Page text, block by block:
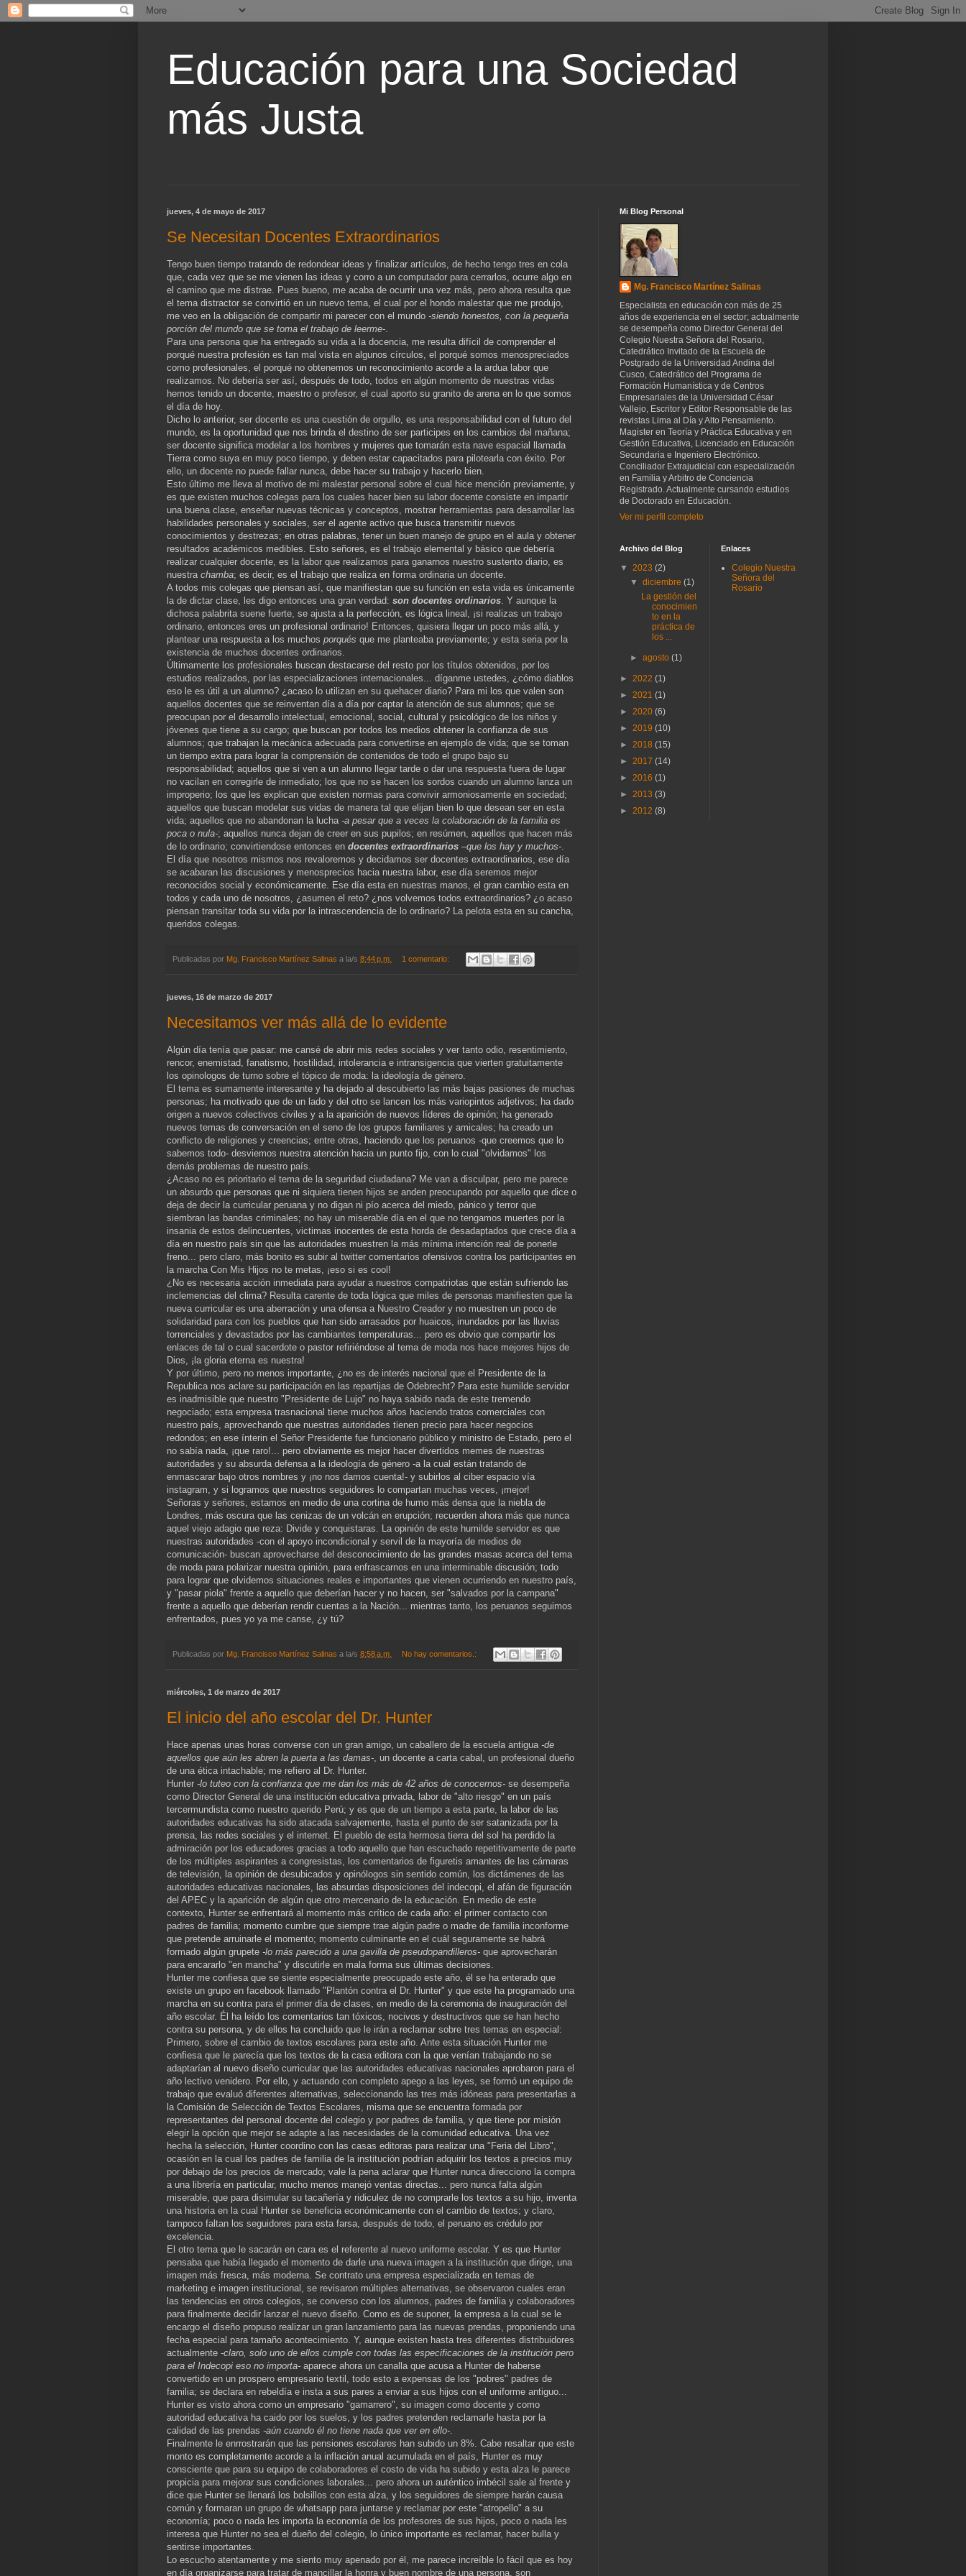
Educación para una Sociedad
más Justa
jueves, 4 de mayo de 2017
Se Necesitan Docentes Extraordinarios
Tengo buen tiempo tratando de redondear ideas y finalizar artículos, de hecho tengo tres en cola
que, cada vez que se me vienen las ideas y corro a un computador para cerrarlos, ocurre algo en
el camino que me distrae. Pues bueno, me acaba de ocurrir una vez más, pero ahora resulta que
el tema distractor se convirtió en un nuevo tema, el cual por el hondo malestar que me produjo,
me veo en la obligación de compartir mi parecer con el mundo -siendo honestos, con la pequeña
porción del mundo que se toma el trabajo de leerme-
Para una persona que ha entregado su vida a la docencia, me resulta difícil de comprender el
porqué nuestra profesión es tan mal vista en algunos círculos, el porqué somos menospreciados
como profesionales, el porqué no obtenemos un reconocimiento acorde a la ardua labor que
realizamos. No debería ser así, después de todo, todos en algún momento de nuestras vidas
hemos tenido un docente, maestro o profesor, el cual aporto su granito de arena en lo que somos
el día de hoy.
Dicho lo anterior, ser docente es una cuestión de orgullo, es una responsabilidad con el futuro del
mundo, es la oportunidad que nos brinda el destino de ser participes en los cambios del mañana;
ser docente significa modelar a los hombres y mujeres que tomarán esta nave espacial llamada
Tierra como suya en muy poco tiempo, y deben estar capacitados para pilotearla con éxito. Por
ello, un docente no puede fallar nunca, debe hacer su trabajo y hacerlo bien.
Esto último me lleva al motivo de mi malestar personal sobre el cual hice mención previamente, y
es que existen muchos colegas para los cuales hacer bien su labor docente consiste en impartir
una buena clase, enseñar nuevas técnicas y conceptos, mostrar herramientas para desarrollar las
habilidades personales y sociales, ser el agente activo que busca transmitir nuevos
conocimientos y destrezas; en otras palabras, tener un buen manejo de grupo en el aula y obtener
resultados académicos medibles. Esto señores, es el trabajo elemental y básico que debería
realizar cualquier docente, es la labor que realizamos para ganarnos nuestro sustento diario, es
nuestra chamba; es decir, es el trabajo que realiza en forma ordinaria un docente.
A todos mis colegas que piensan así, que manifiestan que su función en esta vida es únicamente
la de dictar clase, les digo entonces una gran verdad: son docentes ordinarios . Y aunque la
dichosa palabrita suene fuerte, se ajusta a la perfección, es lógica lineal, ¡si realizas un trabajo
ordinario, entonces eres un profesional ordinario! Entonces, quisiera llegar un poco más allá, y
plantear una respuesta a los muchos porqués que me planteaba previamente; y esta seria por la
existencia de muchos docentes ordinarios.
Últimamente los profesionales buscan destacarse del resto por los títulos obtenidos, por los
estudios realizados, por las especializaciones internacionales... díganme ustedes, ¿cómo diablos
eso le es útil a un alumno? ¿acaso lo utilizan en su quehacer diario? Para mi los que valen son
aquellos docentes que se reinventan día a día por captar la atención de sus alumnos; que se
preocupan por el desarrollo intelectual, emocional, social, cultural y psicológico de los niños y
jóvenes que tiene a su cargo; que buscan por todos los medios obtener la confianza de sus
alumnos; que trabajan la mecánica adecuada para convertirse en ejemplo de vida; que se toman
un tiempo extra para lograr la comprensión de contenidos de todo el grupo bajo su
responsabilidad; aquellos que si ven a un alumno llegar tarde o dar una respuesta fuera de lugar
no vacilan en corregirle de inmediato; los que no se hacen los sordos cuando un alumno lanza un
improperio; los que les explican que existen normas para convivir armoniosamente en sociedad;
aquellos que buscan modelar sus vidas de manera tal que elijan bien lo que desean ser en esta
vida; aquellos que no abandonan la lucha -a pesar que a veces la colaboración de la familia es
poca o nula-; aquellos nunca dejan de creer en sus pupilos; en resúmen, aquellos que hacen más
de lo ordinario; convirtiendose entonces en docentes extraordinarios –que los hay y muchos-
El día que nosotros mismos nos revaloremos y decidamos ser docentes extraordinarios, ese día
se acabaran las discusiones y menosprecios hacia nuestra labor, ese día seremos mejor
reconocidos social y económicamente. Ese día esta en nuestras manos, el gran cambio esta en
todos y cada uno de nosotros, ¿asumen el reto? ¿nos volvemos todos extraordinarios? ¿o acaso
piensan transitar toda su vida por la intrascendencia de lo ordinario? La pelota esta en su cancha,
queridos colegas.
Publicadas por Mg. Francisco Martínez Salinas a la/s 8:44 p.m. 1 comentario:
jueves, 16 de marzo de 2017
Necesitamos ver más allá de lo evidente
Algún día tenía que pasar: me cansé de abrir mis redes sociales y ver tanto odio, resentimiento,
rencor, enemistad, fanatismo, hostilidad, intolerancia e intransigencia que vierten gratuitamente
los opinologos de turno sobre el tópico de moda: la ideología de género.
El tema es sumamente interesante y ha dejado al descubierto las más bajas pasiones de muchas
personas; ha motivado que de un lado y del otro se lancen los más variopintos adjetivos; ha dado
origen a nuevos colectivos civiles y a la aparición de nuevos líderes de opinión; ha generado
nuevos temas de conversación en el seno de los grupos familiares y amicales; ha creado un
conflicto de religiones y creencias; entre otras, haciendo que los peruanos -que creemos que lo
sabemos todo- desviemos nuestra atención hacia un punto fijo, con lo cual "olvidamos" los
demás problemas de nuestro país.
¿Acaso no es prioritario el tema de la seguridad ciudadana? Me van a disculpar, pero me parece
un absurdo que personas que ni siquiera tienen hijos se anden preocupando por aquello que dice o
deja de decir la curricular peruana y no digan ni pío acerca del miedo, pánico y terror que
siembran las bandas criminales; no hay un miserable día en el que no tengamos muertes por la
insania de estos delincuentes, victimas inocentes de esta horda de desadaptados que crece día a
día en nuestro país sin que las autoridades muestren la más mínima intención real de ponerle
freno... pero claro, más bonito es subir al twitter comentarios ofensivos contra los participantes en
la marcha Con Mis Hijos no te metas, ¡eso si es cool!
¿No es necesaria acción inmediata para ayudar a nuestros compatriotas que están sufriendo las
inclemencias del clima? Resulta carente de toda lógica que miles de personas manifiesten que la
nueva curricular es una aberración y una ofensa a Nuestro Creador y no muestren un poco de
solidaridad para con los pueblos que han sido arrasados por huaicos, inundados por las lluvias
torrenciales y devastados por las cambiantes temperaturas... pero es obvio que compartir los
enlaces de tal o cual sacerdote o pastor refiriéndose al tema de moda nos hace mejores hijos de
Dios, ¡la gloria eterna es nuestra!
Y por último, pero no menos importante, ¿no es de interés nacional que el Presidente de la
Republica nos aclare su participación en las repartijas de Odebrecht? Para este humilde servidor
es inadmisible que nuestro "Presidente de Lujo" no haya sabido nada de este tremendo
negociado; esta empresa trasnacional tiene muchos años haciendo tratos comerciales con
nuestro país, aprovechando que nuestras autoridades tienen precio para hacer negocios
redondos; en ese ínterin el Señor Presidente fue funcionario público y ministro de Estado, pero el
no sabía nada, ¡que raro!... pero obviamente es mejor hacer divertidos memes de nuestras
autoridades y su absurda defensa a la ideología de género -a la cual están tratando de
enmascarar bajo otros nombres y ¡no nos damos cuenta!- y subirlos al ciber espacio vía
instagram, y si logramos que nuestros seguidores lo compartan muchas veces, ¡mejor!
Señoras y señores, estamos en medio de una cortina de humo más densa que la niebla de
Londres, más oscura que las cenizas de un volcán en erupción; recuerden ahora más que nunca
aquel viejo adagio que reza: Divide y conquistaras. La opinión de este humilde servidor es que
nuestras autoridades -con el apoyo incondicional y servil de la mayoría de medios de
comunicación- buscan aprovecharse del desconocimiento de las grandes masas acerca del tema
de moda para polarizar nuestra opinión, para enfrascarnos en una interminable discusión; todo
para lograr que olvidemos situaciones reales e importantes que vienen ocurriendo en nuestro país,
y "pasar piola" frente a aquello que deberían hacer y no hacen, ser "salvados por la campana"
frente a aquello que deberían rendir cuentas a la Nación... mientras tanto, los peruanos seguimos
enfrentados, pues yo ya me canse, ¿y tú?
Publicadas por Mg. Francisco Martínez Salinas a la/s 8:58 a.m. No hay comentarios.:
miércoles, 1 de marzo de 2017
El inicio del año escolar del Dr. Hunter
Hace apenas unas horas converse con un gran amigo, un caballero de la escuela antigua -de
aquellos que aún les abren la puerta a las damas- , un docente a carta cabal, un profesional dueño
de una ética intachable; me refiero al Dr. Hunter.
Hunter -lo tuteo con la confianza que me dan los más de 42 años de conocernos- se desempeña
como Director General de una institución educativa privada, labor de "alto riesgo" en un país
tercermundista como nuestro querido Perú; y es que de un tiempo a esta parte, la labor de las
autoridades educativas ha sido atacada salvajemente, hasta el punto de ser satanizada por la
prensa, las redes sociales y el internet. El pueblo de esta hermosa tierra del sol ha perdido la
admiración por los educadores gracias a todo aquello que han escuchado repetitivamente de parte
de los múltiples aspirantes a congresistas, los comentarios de figuretis amantes de las cámaras
de televisión, la opinión de desubicados y opinólogos sin sentido común, los dictámenes de las
autoridades educativas nacionales, las absurdas disposiciones del indecopi, el afán de figuración
del APEC y la aparición de algún que otro mercenario de la educación. En medio de este
contexto, Hunter se enfrentará al momento más crítico de cada año: el primer contacto con
padres de familia; momento cumbre que siempre trae algún padre o madre de familia inconforme
que pretende arruinarle el momento; momento culminante en el cuál seguramente se habrá
formado algún grupete -lo más parecido a una gavilla de pseudopandilleros- que aprovecharán
para encararlo "en mancha" y discutirle en mala forma sus últimas decisiones.
Hunter me confiesa que se siente especialmente preocupado este año, él se ha enterado que
existe un grupo en facebook llamado "Plantón contra el Dr. Hunter" y que este ha programado una
marcha en su contra para el primer día de clases, en medio de la ceremonia de inauguración del
año escolar. Él ha leído los comentarios tan tóxicos, nocivos y destructivos que se han hecho
contra su persona, y de ellos ha concluido que le irán a reclamar sobre tres temas en especial:
Primero, sobre el cambio de textos escolares para este año. Ante esta situación Hunter me
confiesa que le parecía que los textos de la casa editora con la que venían trabajando no se
adaptarían al nuevo diseño curricular que las autoridades educativas nacionales aprobaron para el
año lectivo venidero. Por ello, y actuando con completo apego a las leyes, se formó un equipo de
trabajo que evaluó diferentes alternativas, seleccionando las tres más idóneas para presentarlas a
la Comisión de Selección de Textos Escolares, misma que se encuentra formada por
representantes del personal docente del colegio y por padres de familia, y que tiene por misión
elegir la opción que mejor se adapte a las necesidades de la comunidad educativa. Una vez
hecha la selección, Hunter coordino con las casas editoras para realizar una "Feria del Libro",
ocasión en la cual los padres de familia de la institución podrían adquirir los textos a precios muy
por debajo de los precios de mercado; vale la pena aclarar que Hunter nunca direcciono la compra
a una librería en particular, mucho menos manejó ventas directas... pero nunca falta algún
miserable, que para disimular su tacañería y ridiculez de no comprarle los textos a su hijo, inventa
una historia en la cual Hunter se beneficia económicamente con el cambio de textos; y claro,
tampoco faltan los seguidores para esta farsa, después de todo, el peruano es crédulo por
excelencia.
El otro tema que le sacarán en cara es el referente al nuevo uniforme escolar. Y es que Hunter
pensaba que había llegado el momento de darle una nueva imagen a la institución que dirige, una
imagen más fresca, más moderna. Se contrato una empresa especializada en temas de
marketing e imagen institucional, se revisaron múltiples alternativas, se observaron cuales eran
las tendencias en otros colegios, se converso con los alumnos, padres de familia y colaboradores
para finalmente decidir lanzar el nuevo diseño. Como es de suponer, la empresa a la cual se le
encargo el diseño propuso realizar un gran lanzamiento para las nuevas prendas, proponiendo una
fecha especial para tamaño acontecimiento. Y, aunque existen hasta tres diferentes distribuidores
actualmente -claro, solo uno de ellos cumple con todas las especificaciones de la institución pero
para el Indecopi eso no importa- aparece ahora un canalla que acusa a Hunter de haberse
convertido en un prospero empresario textil, todo esto a expensas de los "pobres" padres de
familia; se declara en rebeldía e insta a sus pares a enviar a sus hijos con el uniforme antiguo...
Hunter es visto ahora como un empresario "gamarrero", su imagen como docente y como
autoridad educativa ha caido por los suelos, y los padres pretenden reclamarle hasta por la
calidad de las prendas -aún cuando él no tiene nada que ver en ello-
Finalmente le enrrostrarán que las pensiones escolares han subido un 8%. Cabe resaltar que este
monto es completamente acorde a la inflación anual acumulada en el país, Hunter es muy
consciente que para su equipo de colaboradores el costo de vida ha subido y esta alza le parece
propicia para mejorar sus condiciones laborales... pero ahora un auténtico imbécil sale al frente y
dice que Hunter se llenará los bolsillos con esta alza, y los seguidores de siempre harán causa
común y formaran un grupo de whatsapp para juntarse y reclamar por este "atropello" a su
economía; poco o nada les importa la economía de los profesores de sus hijos, poco o nada les
interesa que Hunter no sea el dueño del colegio, lo único importante es reclamar, hacer bulla y
sentirse importantes.
Lo escucho atentamente y me siento muy apenado por él, me parece increíble lo fácil que es hoy
en día organizarse para tratar de mancillar la honra y buen nombre de una persona, son
Mi Blog Personal
Mg. Francisco Martínez Salinas
Especialista en educación con más de 25
años de experiencia en el sector; actualmente
se desempeña como Director General del
Colegio Nuestra Señora del Rosario,
Catedrático Invitado de la Escuela de
Postgrado de la Universidad Andina del
Cusco, Catedrático del Programa de
Formación Humanística y de Centros
Empresariales de la Universidad César
Vallejo, Escritor y Editor Responsable de las
revistas Lima al Día y Alto Pensamiento.
Magister en Teoría y Práctica Educativa y en
Gestión Educativa, Licenciado en Educación
Secundaria e Ingeniero Electrónico.
Conciliador Extrajudicial con especialización
en Familia y Arbitro de Conciencia
Registrado. Actualmente cursando estudios
de Doctorado en Educación.
Ver mi perfil completo
Archivo del Blog
▼ 2023 (2)
▼diciembre(1)
La gestión del
conocimien
to en la
práctica de
los ...
►agosto(1)
► 2022 (1)
► 2021 (1)
► 2020 (6)
► 2019 (10)
► 2018 (15)
► 2017 (14)
► 2016 (1)
► 2013 (3)
► 2012 (8)
Enlaces
Colegio Nuestra
Señora del
Rosario